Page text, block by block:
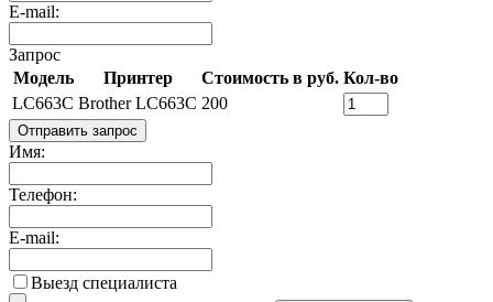
E-mail:
Запрос
Модель
Принтер Стоимость в руб. Кол-во
LC663C Brother LC663C 200
Отправить запрос
Имя:
Телефон:
E-mail:
Выезд специалиста